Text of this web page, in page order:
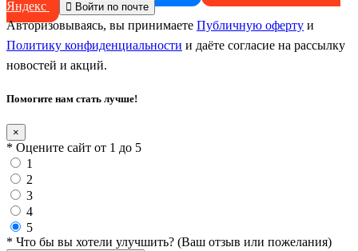
Яндекс
Войти по почте
Авторизовываясь, вы принимаете Публичную оферту и
Политику конфиденциальности и даёте согласие на рассылку
новостей и акций.
Помогите нам стать лучше!
×
* Оцените сайт от 1 до 5
1
2
3
4
5
* Что бы вы хотели улучшить? (Ваш отзыв или пожелания)